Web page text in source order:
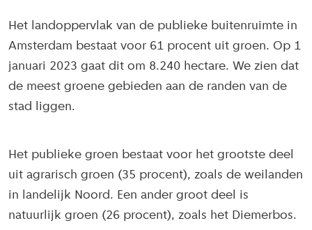
Het landoppervlak van de publieke buitenruimte in
Amsterdam bestaat voor 61 procent uit groen. Op 1
januari 2023 gaat dit om 8.240 hectare. We zien dat
de meest groene gebieden aan de randen van de
stad liggen.
Het publieke groen bestaat voor het grootste deel
uit agrarisch groen (35 procent), zoals de weilanden
in landelijk Noord. Een ander groot deel is
natuurlijk groen (26 procent), zoals het Diemerbos.